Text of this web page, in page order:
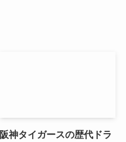
阪神タイガースの歴代ドラ